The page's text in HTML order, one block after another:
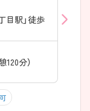
目駅」徒歩
分）